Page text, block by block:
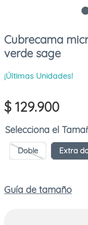
Cubrecama
verde sage
¡Últimas Unidades!
$ 129.900
Doble Extra
Guía de tamaño